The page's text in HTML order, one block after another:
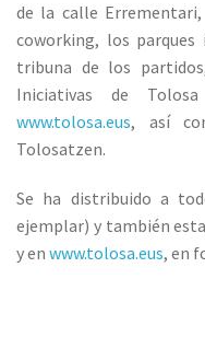
de la calle
coworking, los
tribuna de los
Iniciativas de
www.tolosa.eus, así
Tolosatzen.
Se ha distribuido a
ejemplar) y también
y en www.tolosa.eus, en